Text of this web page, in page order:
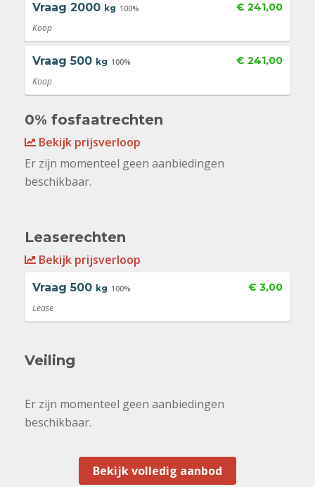
Vraag 2000 kg 100% € 241,00
Koop
Vraag 500 kg 100% € 241,00
Koop
0% fosfaatrechten
Bekijk prijsverloop
Er zijn momenteel geen aanbiedingen
beschikbaar.
Leaserechten
Bekijk prijsverloop
Vraag 500 kg 100% € 3,00
Lease
Veiling
Er zijn momenteel geen aanbiedingen
beschikbaar.
Bekijk volledig aanbod